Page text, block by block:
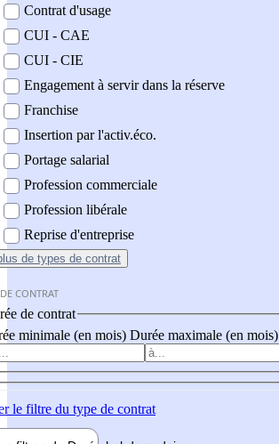
Contrat d'usage
CUI - CAE
CUI - CIE
Engagement à servir dans la réserve
Franchise
Insertion par l'activ.éco.
Portage salarial
Profession commerciale
Profession libérale
Reprise d'entreprise
de types de contrat
CONTRAT
de contrat
minimale (en mois) Durée maximale (en mois)
le filtre du type de contrat